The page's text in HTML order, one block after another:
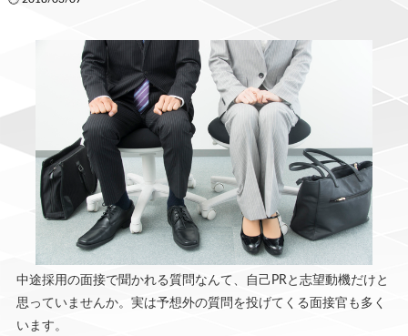
中途採用の面接で聞かれる質問なんて、自己PRと志望動機だけと
思っていませんか。実は予想外の質問を投げてくる面接官も多く
います。